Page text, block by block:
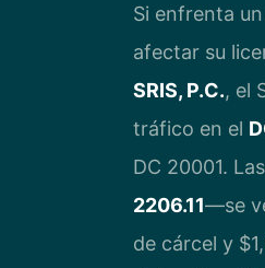
Si enfrenta
afectar su
SRIS, P.C., el
tráfico en el
DC 20001.
2206.11—se
de cárcel y